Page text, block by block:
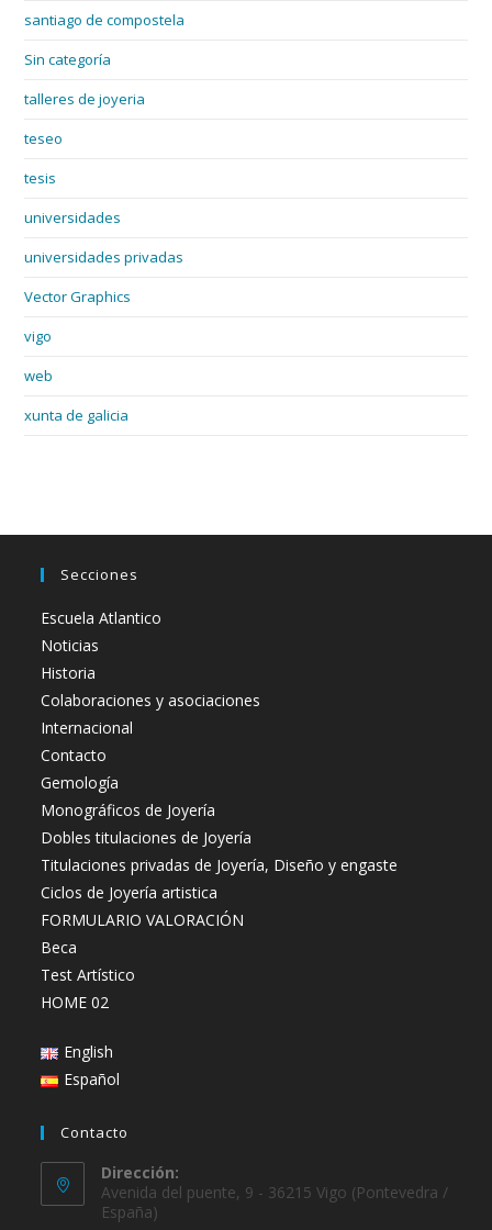
santiago de compostela
Sin categoría
talleres de joyeria
teseo
tesis
universidades
universidades privadas
Vector Graphics
vigo
web
xunta de galicia
Secciones
Escuela Atlantico
Noticias
Historia
Colaboraciones y asociaciones
Internacional
Contacto
Gemología
Monográficos de Joyería
Dobles titulaciones de Joyería
Titulaciones privadas de Joyería, Diseño y engaste
Ciclos de Joyería artistica
FORMULARIO VALORACIÓN
Beca
Test Artístico
HOME 02
English
Español
Contacto
Dirección:
Avenida del puente, 9 - 36215 Vigo (Pontevedra /
España)